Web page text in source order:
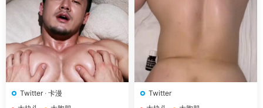
Twitter· 卡漫
Twitter